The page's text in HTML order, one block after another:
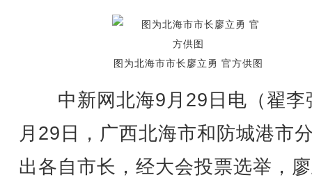
图为北海市市长廖立勇 官方供图
中新网北海9月29日电（翟李
月29日，广西北海市和防城港市
出各自市长，经大会投票选举，